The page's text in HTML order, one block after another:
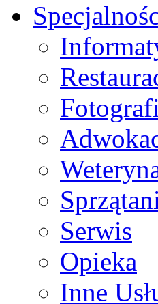
Serwis
Opieka
Inne